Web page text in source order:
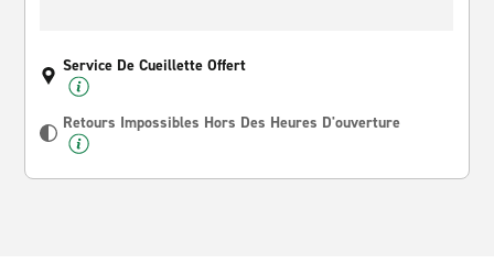
Service De Cueillette Offert
Retours Impossibles Hors Des Heures D'ouverture